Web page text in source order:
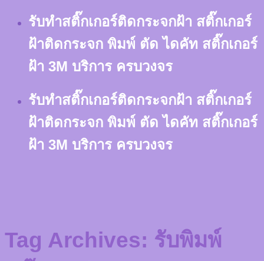
content
รับทำสติ๊กเกอร์ติดกระจกฝ้า สติ๊กเกอร์
ฝ้าติดกระจก พิมพ์ ตัด ไดคัท สติ๊กเกอร์
ฝ้า 3M บริการ ครบวงจร
รับทำสติ๊กเกอร์ติดกระจกฝ้า สติ๊กเกอร์
ฝ้าติดกระจก พิมพ์ ตัด ไดคัท สติ๊กเกอร์
ฝ้า 3M บริการ ครบวงจร
Tag Archives: รับพิมพ์